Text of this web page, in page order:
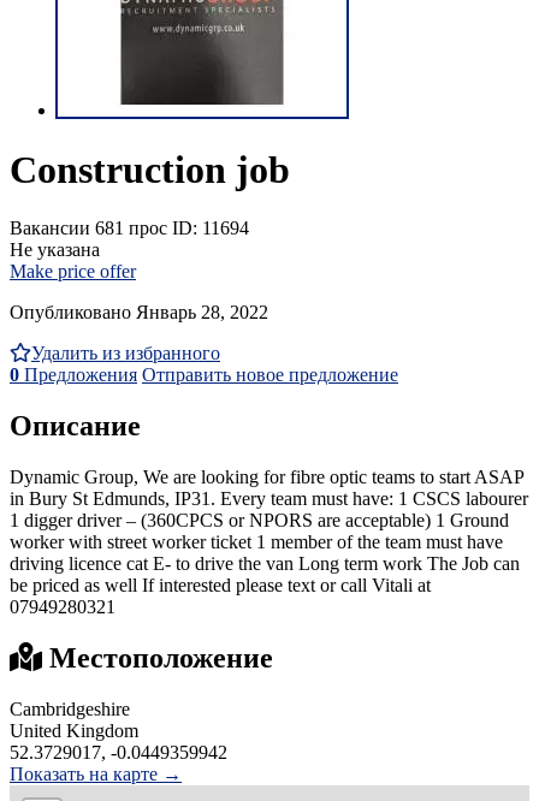
Construction job
Вакансии 681 прос ID: 11694
Не указана
Make price offer
Опубликовано Январь 28, 2022
Удалить из избранного
0 Предложения Отправить новое предложение
Описание
Dynamic Group, We are looking for fibre optic teams to start ASAP
in Bury St Edmunds, IP31. Every team must have: 1 CSCS labourer
1 digger driver – (360CPCS or NPORS are acceptable) 1 Ground
worker with street worker ticket 1 member of the team must have
driving licence cat E- to drive the van Long term work The Job can
be priced as well If interested please text or call Vitali at
07949280321
Местоположение
Cambridgeshire
United Kingdom
52.3729017, -0.0449359942
Показать на карте →